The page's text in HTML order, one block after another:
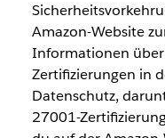
Amazon-Website
Informationen
Zertifizierungen in
Datenschutz,
27001-